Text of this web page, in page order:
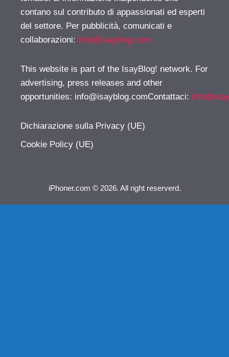
contano sul contributo di appassionati ed esperti
del settore. Per pubblicità, comunicati e
collaborazioni: info@isayblog.com
This website is part of the IsayBlog! network. For
advertising, press releases and other
opportunities: info@isayblog.comContattaci:
Dichiarazione sulla Privacy (UE)
Cookie Policy (UE)
iPhoner.com © 2026. All right reserverd.